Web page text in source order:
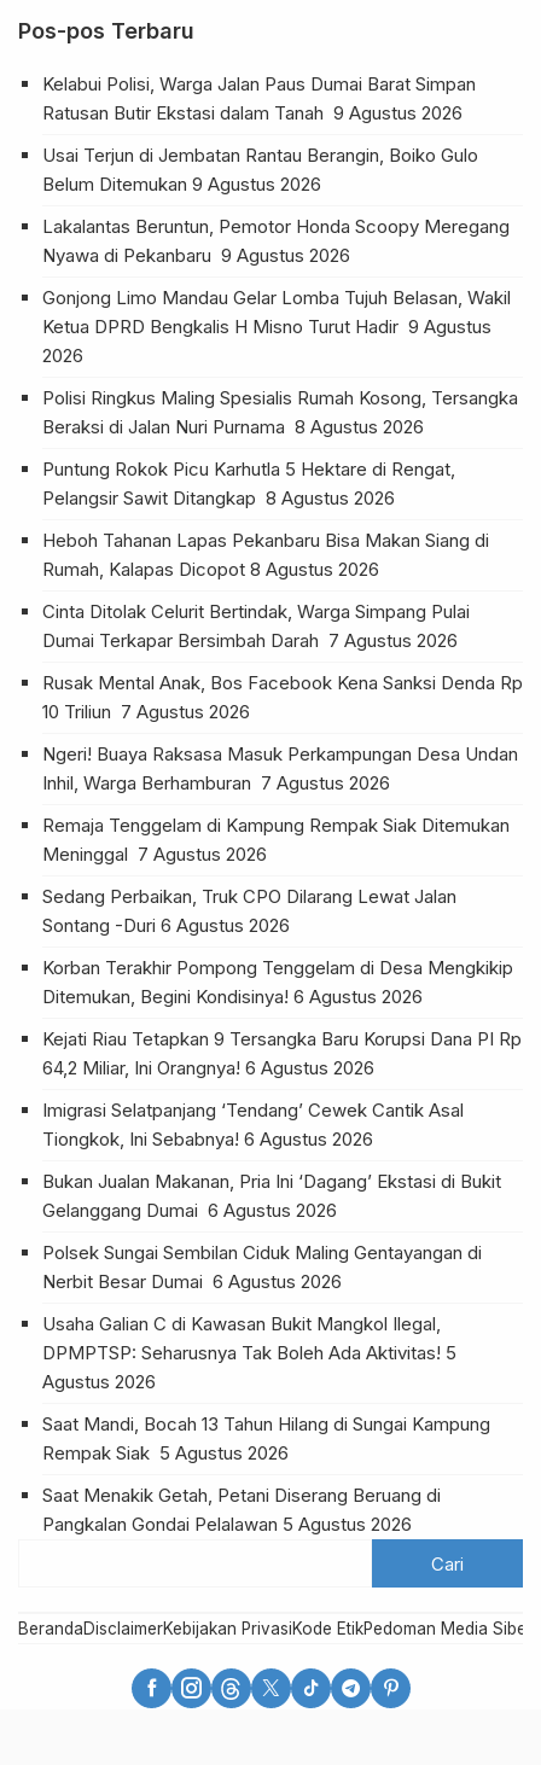
Pos-pos Terbaru
Kelabui Polisi, Warga Jalan Paus Dumai Barat Simpan
Ratusan Butir Ekstasi dalam Tanah 9 Agustus 2026
Usai Terjun di Jembatan Rantau Berangin, Boiko Gulo
Belum Ditemukan 9 Agustus 2026
Lakalantas Beruntun, Pemotor Honda Scoopy Meregang
Nyawa di Pekanbaru 9 Agustus 2026
Gonjong Limo Mandau Gelar Lomba Tujuh Belasan, Wakil
Ketua DPRD Bengkalis H Misno Turut Hadir 9 Agustus
2026
Polisi Ringkus Maling Spesialis Rumah Kosong, Tersangka
Beraksi di Jalan Nuri Purnama 8 Agustus 2026
Puntung Rokok Picu Karhutla 5 Hektare di Rengat,
Pelangsir Sawit Ditangkap 8 Agustus 2026
Heboh Tahanan Lapas Pekanbaru Bisa Makan Siang di
Rumah, Kalapas Dicopot 8 Agustus 2026
Cinta Ditolak Celurit Bertindak, Warga Simpang Pulai
Dumai Terkapar Bersimbah Darah 7 Agustus 2026
Rusak Mental Anak, Bos Facebook Kena Sanksi Denda Rp
10 Triliun 7 Agustus 2026
Ngeri! Buaya Raksasa Masuk Perkampungan Desa Undan
Inhil, Warga Berhamburan 7 Agustus 2026
Remaja Tenggelam di Kampung Rempak Siak Ditemukan
Meninggal 7 Agustus 2026
Sedang Perbaikan, Truk CPO Dilarang Lewat Jalan
Sontang -Duri 6 Agustus 2026
Korban Terakhir Pompong Tenggelam di Desa Mengkikip
Ditemukan, Begini Kondisinya! 6 Agustus 2026
Kejati Riau Tetapkan 9 Tersangka Baru Korupsi Dana PI Rp
64,2 Miliar, Ini Orangnya! 6 Agustus 2026
Imigrasi Selatpanjang ‘Tendang’ Cewek Cantik Asal
Tiongkok, Ini Sebabnya! 6 Agustus 2026
Bukan Jualan Makanan, Pria Ini ‘Dagang’ Ekstasi di Bukit
Gelanggang Dumai 6 Agustus 2026
Polsek Sungai Sembilan Ciduk Maling Gentayangan di
Nerbit Besar Dumai 6 Agustus 2026
Usaha Galian C di Kawasan Bukit Mangkol Ilegal,
DPMPTSP: Seharusnya Tak Boleh Ada Aktivitas! 5
Agustus 2026
Saat Mandi, Bocah 13 Tahun Hilang di Sungai Kampung
Rempak Siak 5 Agustus 2026
Saat Menakik Getah, Petani Diserang Beruang di
Pangkalan Gondai Pelalawan 5 Agustus 2026
BerandaDisclaimerKebijakan PrivasiKode EtikPedoman Media Siber